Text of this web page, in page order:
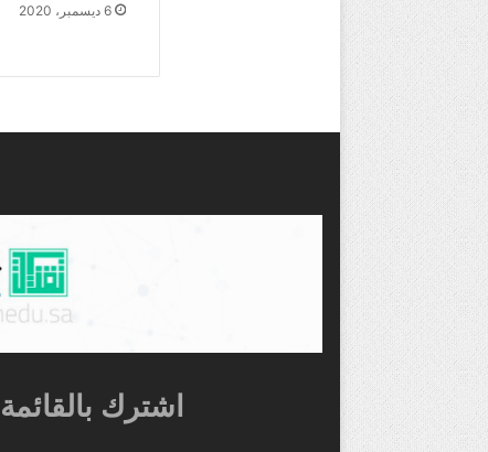
6 ديسمبر، 2020
اشترك بالقائمة